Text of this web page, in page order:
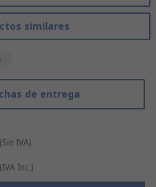
similares
de entrega
(Sin IVA)
(IVA Inc.)